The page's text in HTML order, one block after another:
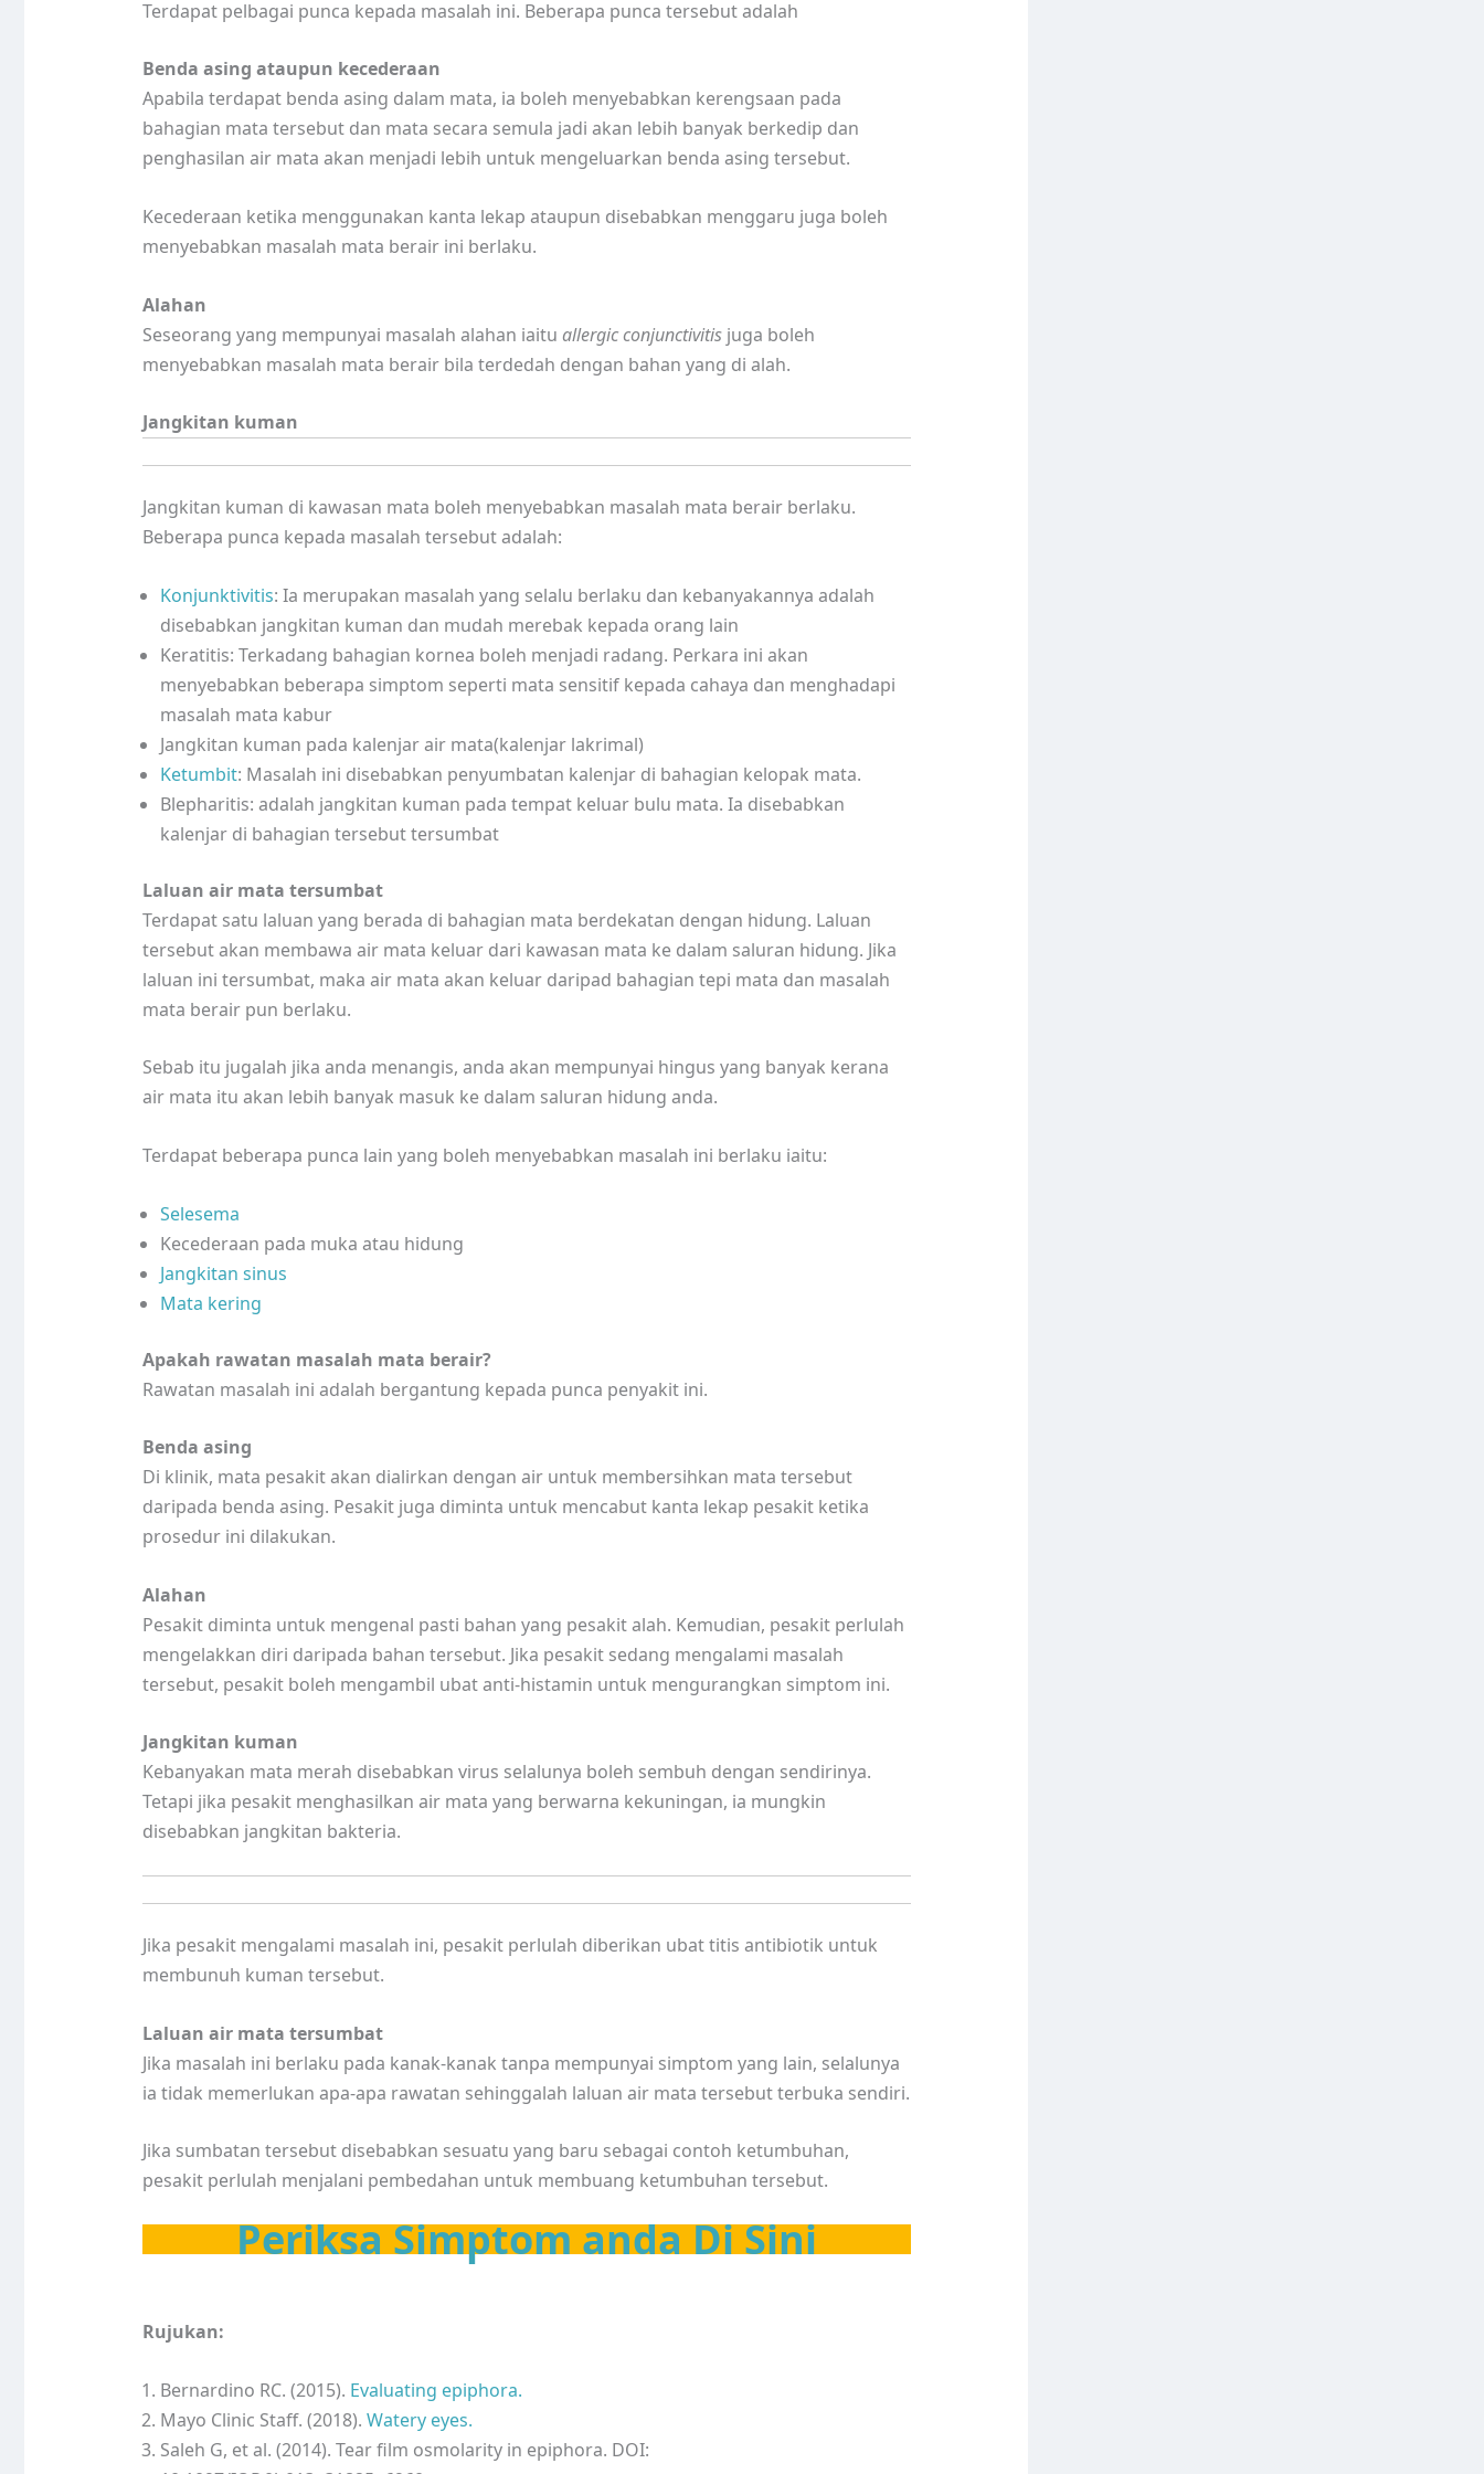
Terdapat pelbagai punca kepada masalah ini. Beberapa punca tersebut adalah
Benda asing ataupun kecederaan
Apabila terdapat benda asing dalam mata, ia boleh menyebabkan kerengsaan pada
bahagian mata tersebut dan mata secara semula jadi akan lebih banyak berkedip dan
penghasilan air mata akan menjadi lebih untuk mengeluarkan benda asing tersebut.
Kecederaan ketika menggunakan kanta lekap ataupun disebabkan menggaru juga boleh
menyebabkan masalah mata berair ini berlaku.
Alahan
Seseorang yang mempunyai masalah alahan iaitu allergic conjunctivitisjuga boleh
menyebabkan masalah mata berair bila terdedah dengan bahan yang di alah.
Jangkitan kuman
Jangkitan kuman di kawasan mata boleh menyebabkan masalah mata berair berlaku.
Beberapa punca kepada masalah tersebut adalah:
Konjunktivitis: Ia merupakan masalah yang selalu berlaku dan kebanyakannya adalah
disebabkan jangkitan kuman dan mudah merebak kepada orang lain
Keratitis: Terkadang bahagian kornea boleh menjadi radang. Perkara ini akan
menyebabkan beberapa simptom seperti mata sensitif kepada cahaya dan menghadapi
masalah mata kabur
Jangkitan kuman pada kalenjar air mata(kalenjar lakrimal)
Ketumbit: Masalah ini disebabkan penyumbatan kalenjar di bahagian kelopak mata.
Blepharitis: adalah jangkitan kuman pada tempat keluar bulu mata. Ia disebabkan
kalenjar di bahagian tersebut tersumbat
Laluan air mata tersumbat
Terdapat satu laluan yang berada di bahagian mata berdekatan dengan hidung. Laluan
tersebut akan membawa air mata keluar dari kawasan mata ke dalam saluran hidung. Jika
laluan ini tersumbat, maka air mata akan keluar daripad bahagian tepi mata dan masalah
mata berair pun berlaku.
Sebab itu jugalah jika anda menangis, anda akan mempunyai hingus yang banyak kerana
air mata itu akan lebih banyak masuk ke dalam saluran hidung anda.
Terdapat beberapa punca lain yang boleh menyebabkan masalah ini berlaku iaitu:
Selesema
Kecederaan pada muka atau hidung
Jangkitan sinus
Mata kering
Apakah rawatan masalah mata berair?
Rawatan masalah ini adalah bergantung kepada punca penyakit ini.
Benda asing
Di klinik, mata pesakit akan dialirkan dengan air untuk membersihkan mata tersebut
daripada benda asing. Pesakit juga diminta untuk mencabut kanta lekap pesakit ketika
prosedur ini dilakukan.
Alahan
Pesakit diminta untuk mengenal pasti bahan yang pesakit alah. Kemudian, pesakit perlulah
mengelakkan diri daripada bahan tersebut. Jika pesakit sedang mengalami masalah
tersebut, pesakit boleh mengambil ubat anti-histamin untuk mengurangkan simptom ini.
Jangkitan kuman
Kebanyakan mata merah disebabkan virus selalunya boleh sembuh dengan sendirinya.
Tetapi jika pesakit menghasilkan air mata yang berwarna kekuningan, ia mungkin
disebabkan jangkitan bakteria.
Jika pesakit mengalami masalah ini, pesakit perlulah diberikan ubat titis antibiotik untuk
membunuh kuman tersebut.
Laluan air mata tersumbat
Jika masalah ini berlaku pada kanak-kanak tanpa mempunyai simptom yang lain, selalunya
ia tidak memerlukan apa-apa rawatan sehinggalah laluan air mata tersebut terbuka sendiri.
Jika sumbatan tersebut disebabkan sesuatu yang baru sebagai contoh ketumbuhan,
pesakit perlulah menjalani pembedahan untuk membuang ketumbuhan tersebut.
Periksa Simptom anda Di Sini
Rujukan:
Bernardino RC. (2015). Evaluating epiphora.
Mayo Clinic Staff. (2018). Watery eyes.
Saleh G, et al. (2014). Tear film osmolarity in epiphora. DOI: